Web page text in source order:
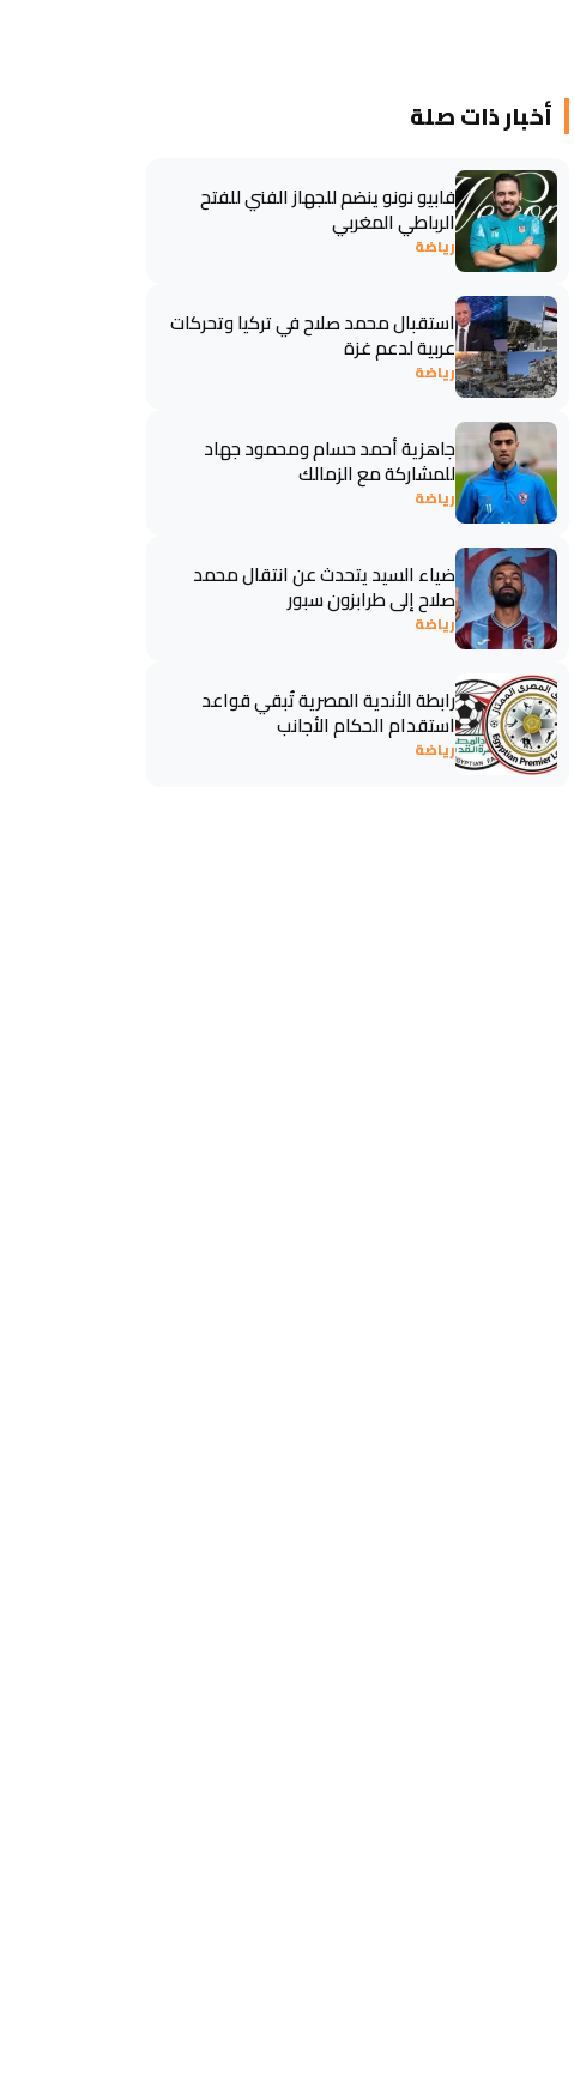
أخبار ذات صلة
فابيو نونو ينضم للجهاز الفني للفتح
الرباطي المغربي
رياضة
استقبال محمد صلاح في تركيا وتحركات
عربية لدعم غزة
رياضة
جاهزية أحمد حسام ومحمود جهاد
للمشاركة مع الزمالك
رياضة
ضياء السيد يتحدث عن انتقال محمد
صلاح إلى طرابزون سبور
رياضة
رابطة الأندية المصرية تُبقي قواعد
استقدام الحكام الأجانب
رياضة